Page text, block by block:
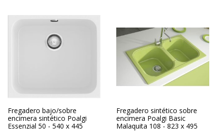
Fregadero bajo/sobre
encimera sintético Poalgi
Essenzial 50 - 540 x 445
Fregadero sintético sobre
encimera Poalgi Basic
Malaquita 108 - 823 x 495